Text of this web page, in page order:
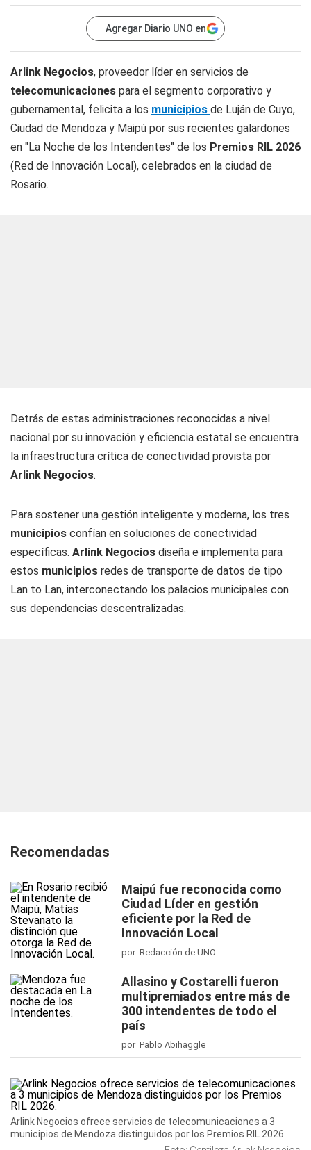
Agregar Diario UNO en
Arlink Negocios, proveedor líder en servicios de
telecomunicaciones para el segmento corporativo y
gubernamental, felicita a los municipios de Luján de Cuyo,
Ciudad de Mendoza y Maipú por sus recientes galardones
en "La Noche de los Intendentes" de los Premios RIL 2026
(Red de Innovación Local), celebrados en la ciudad de
Rosario.
Detrás de estas administraciones reconocidas a nivel
nacional por su innovación y eficiencia estatal se encuentra
la infraestructura crítica de conectividad provista por
Arlink Negocios.
Para sostener una gestión inteligente y moderna, los tres
municipios confían en soluciones de conectividad
específicas. Arlink Negocios diseña e implementa para
estos municipios redes de transporte de datos de tipo
Lan to Lan, interconectando los palacios municipales con
sus dependencias descentralizadas.
Recomendadas
Maipú fue reconocida como
Ciudad Líder en gestión
eficiente por la Red de
Innovación Local
por Redacción de UNO
Allasino y Costarelli fueron
multipremiados entre más de
300 intendentes de todo el
país
por Pablo Abihaggle
Arlink Negocios ofrece servicios de telecomunicaciones a 3
municipios de Mendoza distinguidos por los Premios RIL 2026.